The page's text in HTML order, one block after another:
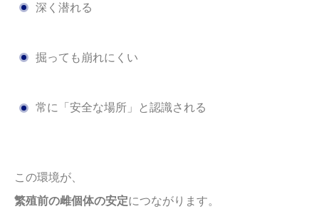
深く潜れる
掘っても崩れにくい
常に「安全な場所」と認識される
この環境が、
繁殖前の雌個体の安定につながります。